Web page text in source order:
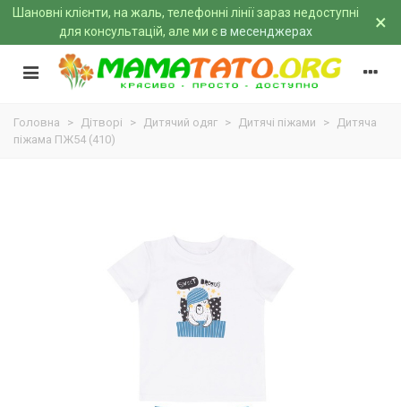
Шановні клієнти, на жаль, телефонні лінії зараз недоступні
для консультацій, але ми єв месенджерах ×
Головна > Дітворі > Дитячий одяг > Дитячі піжами > Дитяча
піжама ПЖ54 (410)